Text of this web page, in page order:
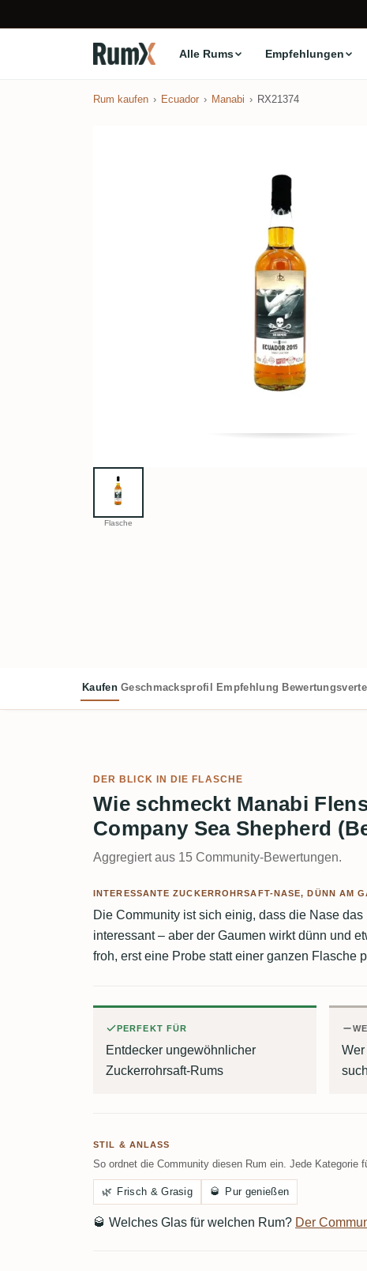
Alle Rums Empfehlungen
Rum kaufen Ecuador Manabi RX21374
Flasche
Kaufen Geschmacksprofil Empfehlung
DER BLICK IN DIE FLASCHE
Wie schmeckt Manabi
Company Sea Shepherd
Aggregiert aus 15 Community-Bewertungen.
INTERESSANTE ZUCKERROHRSAFT-NASE, DÜNN AM
Die Community ist sich einig, dass die Nase
interessant – aber der Gaumen wirkt dünn und
froh, erst eine Probe statt einer ganzen Flasche
PERFEKT FÜR
Entdecker ungewöhnlicher
Zuckerrohrsaft-Rums
STIL & ANLASS
So ordnet die Community diesen Rum ein. Jede Kategorie
🌿 Frisch & Grasig 🥃 Pur genießen
🥃 Welches Glas für welchen Rum? Der